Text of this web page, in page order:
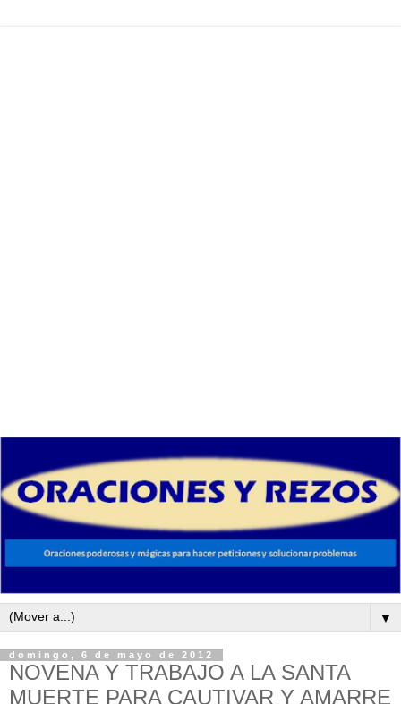
▼
domingo, 6 de mayo de 2012
NOVENA Y TRABAJO A LA SANTA
MUERTE PARA CAUTIVAR Y AMARRE